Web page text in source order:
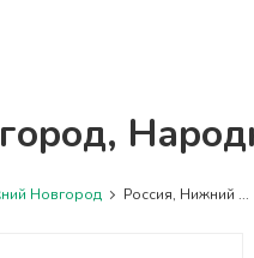
Новгород Россия, Нижний ...